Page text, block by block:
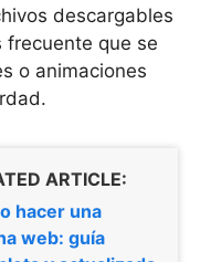
descargables
frecuente que se
o animaciones
ARTICLE:
hacer una
web: guía